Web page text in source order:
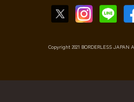
Copyright 2021 BORDERLESS JAPAN